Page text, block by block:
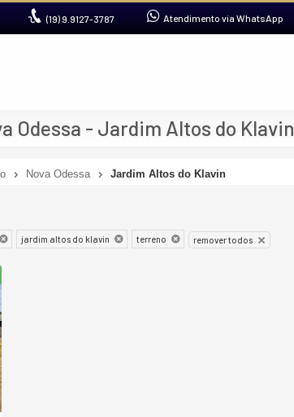
(19)9.9127-3787 Atendimento via WhatsApp
Odessa - Jardim Altos do Klavin
Nova Odessa Jardim Altos do Klavin
jardim altos do klavin terreno remover todos